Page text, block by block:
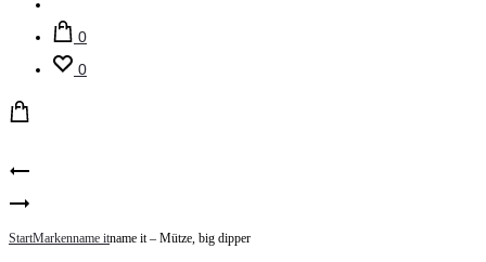
0
0
Product
navigation
–
name
it
StartMarkenname itname it – Mütze, big dipper